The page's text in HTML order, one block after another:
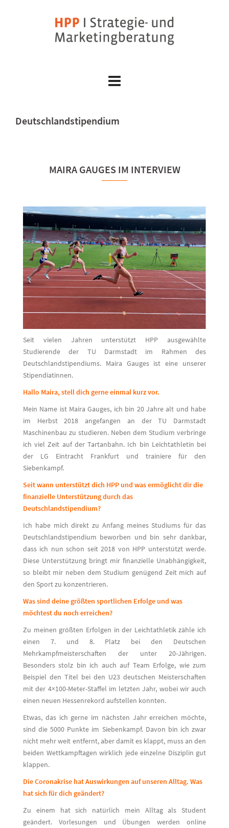
Deutschlandstipendium
MAIRA GAUGES IM INTERVIEW
Seit vielen Jahren unterstützt HPP ausgewählte
Studierende der TU Darmstadt im Rahmen des
Deutschlandstipendiums. Maira Gauges ist eine unserer
Stipendiatinnen.
Hallo Maira, stell dich gerne einmal kurz vor.
Mein Name ist Maira Gauges, ich bin 20 Jahre alt und habe
im Herbst 2018 angefangen an der TU Darmstadt
Maschinenbau zu studieren. Neben dem Studium verbringe
ich viel Zeit auf der Tartanbahn. Ich bin Leichtathletin bei
der LG Eintracht Frankfurt und trainiere für den
Siebenkampf.
Seit wann unterstützt dich HPP und was ermöglicht dir die
finanzielle Unterstützung durch das
Deutschlandstipendium?
Ich habe mich direkt zu Anfang meines Studiums für das
Deutschlandstipendium beworben und bin sehr dankbar,
dass ich nun schon seit 2018 von HPP unterstützt werde.
Diese Unterstützung bringt mir finanzielle Unabhängigkeit,
so bleibt mir neben dem Studium genügend Zeit mich auf
den Sport zu konzentrieren.
Was sind deine größten sportlichen Erfolge und was
möchtest du noch erreichen?
Zu meinen größten Erfolgen in der Leichtathletik zähle ich
einen 7. und 8. Platz bei den Deutschen
Mehrkampfmeisterschaften der unter 20-Jährigen.
Besonders stolz bin ich auch auf Team Erfolge, wie zum
Beispiel den Titel bei den U23 deutschen Meisterschaften
mit der 4×100-Meter-Staffel im letzten Jahr, wobei wir auch
einen neuen Hessenrekord aufstellen konnten.
Etwas, das ich gerne im nächsten Jahr erreichen möchte,
sind die 5000 Punkte im Siebenkampf. Davon bin ich zwar
nicht mehr weit entfernt, aber damit es klappt, muss an den
beiden Wettkampftagen wirklich jede einzelne Disziplin gut
klappen.
Die Coronakrise hat Auswirkungen auf unseren Alltag. Was
hat sich für dich geändert?
Zu einem hat sich natürlich mein Alltag als Student
geändert. Vorlesungen und Übungen werden online